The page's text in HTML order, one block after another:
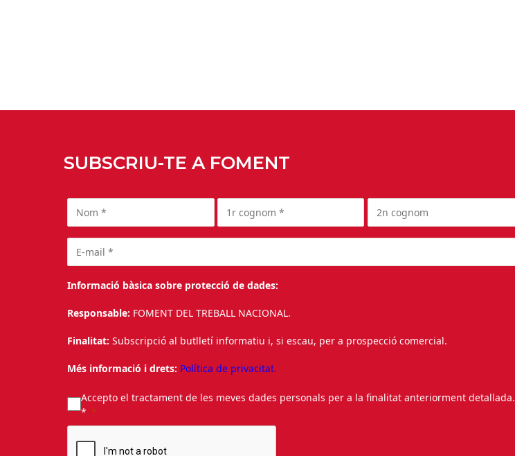
SUBSCRIU-TE A FOMENT
Informació bàsica sobre protecció de dades:
Responsable: FOMENT DEL TREBALL NACIONAL.
Finalitat: Subscripció al butlletí informatiu i, si escau, per a prospecció comercial.
Més informació i drets: Política de privacitat.
Accepto el tractament de les meves dades personals per a la finalitat anteriorment detallada.
*